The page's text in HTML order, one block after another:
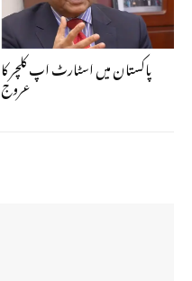
پاکستان میں اسٹارٹ اپ کلچر کا
عروج